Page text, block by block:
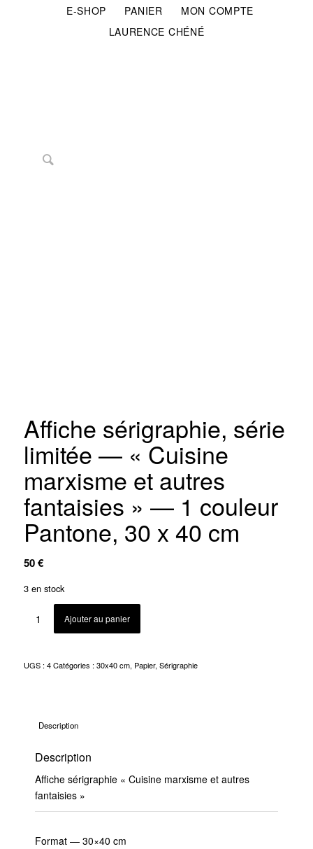
E-SHOP PANIER
MON COMPTE
LAURENCE CHÉNÉ
Affiche sérigraphie, série
limitée — « Cuisine
marxisme et autres
fantaisies » — 1 couleur
Pantone, 30 x 40 cm
50€
3 en stock
Ajouter au panier
UGS : 4 Catégories : 30x40 cm, Papier, Sérigraphie
Description
Description
Affiche sérigraphie « Cuisine marxisme et autres
fantaisies »
Format — 30×40 cm